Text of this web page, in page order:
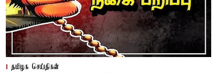
தமிழக செய்திகள்